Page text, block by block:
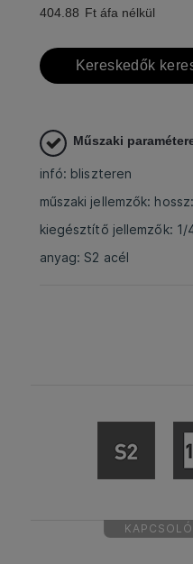
404.88 Ft áfa nélkül
Kereskedők
Műszaki
infó: bliszteren
műszaki jellemzők:
kiegésztítő jellemzők:
anyag: S2 acél